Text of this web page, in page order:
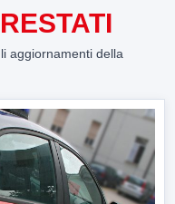
aggiornamenti della